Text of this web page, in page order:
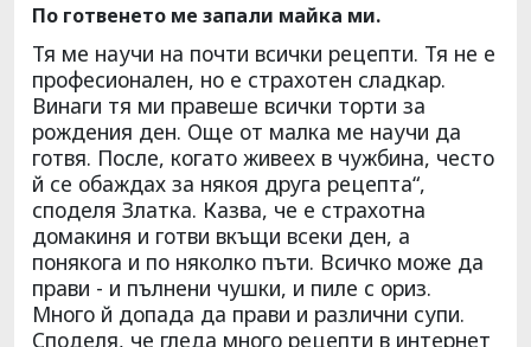
По готвенето ме запали майка ми.
Тя ме научи на почти всички рецепти. Тя не е
професионален, но е страхотен сладкар.
Винаги тя ми правеше всички торти за
рождения ден. Още от малка ме научи да
готвя. После, когато живеех в чужбина, често
й се обаждах за някоя друга рецепта“,
споделя Златка. Казва, че е страхотна
домакиня и готви вкъщи всеки ден, а
понякога и по няколко пъти. Всичко може да
прави - и пълнени чушки, и пиле с ориз.
Много й допада да прави и различни супи.
Споделя, че гледа много рецепти в интернет